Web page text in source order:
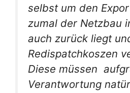
selbst um den
zumal der Netzbau
auch zurück liegt
Redispatchkoszen
Diese müssen
Verantwortung